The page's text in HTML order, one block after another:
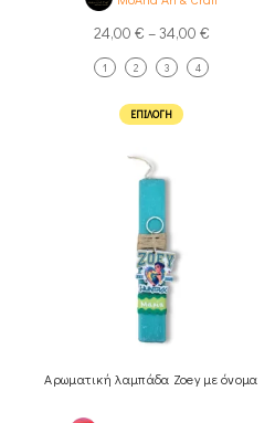
24,00 € –34,00 €
1 2 3 4
ΕΠΙΛΟΓΉ
Αρωματική λαμπάδα Zoey με όνομα